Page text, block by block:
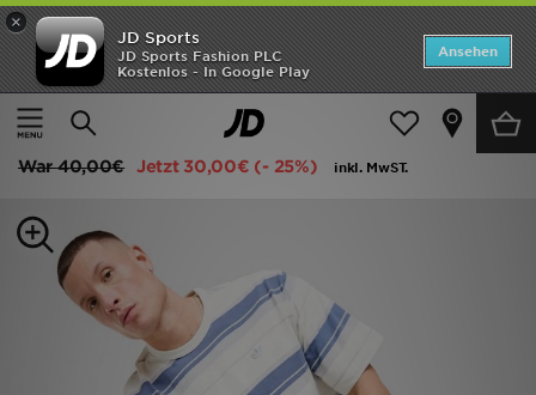
×
JD Sports
JD Sports Fashion PLC
Kostenlos - In Google Play
Ansehen
Startseite
Herren Herrenbekleidung T-Shirts und Tanktops
adidas Originals Stripe T-Shirt
War40,00€ Jetzt 30,00€ (- 25%) inkl. MwST.
Startseite
ANGEBOTE
Herren